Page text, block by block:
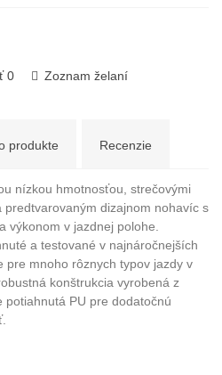
0 Zoznam želaní
produkte Recenzie
nízkou hmotnosťou, strečovými
dizajnom nohavíc s
výkonom v jazdnej polohe.
a testované v najnáročnejších
pre mnoho rôznych typov jazdy v
konštrukcia vyrobená z
potiahnutá PU pre dodatočnú